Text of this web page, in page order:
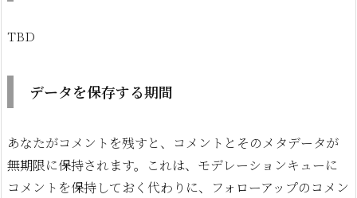
TBD
データを保存する期間
あなたがコメントを残すと、コメントとそのメタデータが
無期限に保持されます。これは、モデレーションキューに
コメントを保持しておく代わりに、フォローアップのコメン